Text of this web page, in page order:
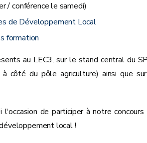
/ conférence le samedi)
de Développement Local
formation
au LEC3, sur le stand central du
à côté du pôle agriculture) ainsi que
l'occasion de participer à notre concours
local !